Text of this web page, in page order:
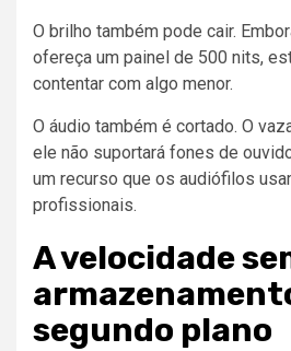
O brilho também pode cair.
ofereça um painel de 500 nits,
contentar com algo menor.
O áudio também é cortado. O
ele não suportará fones de
um recurso que os audiófilos
profissionais.
A velocidade
segundo plano